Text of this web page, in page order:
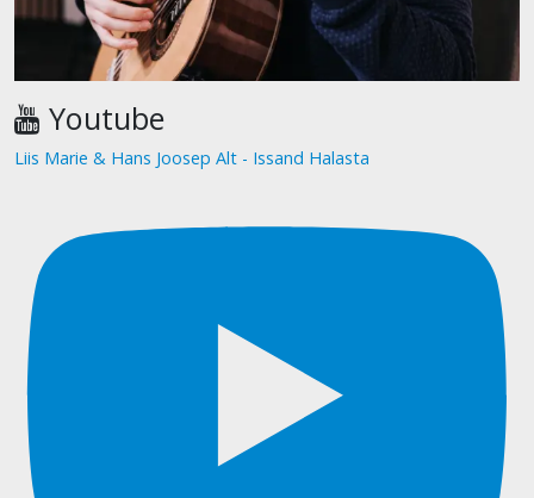
Youtube
Liis Marie & Hans Joosep Alt - Issand Halasta